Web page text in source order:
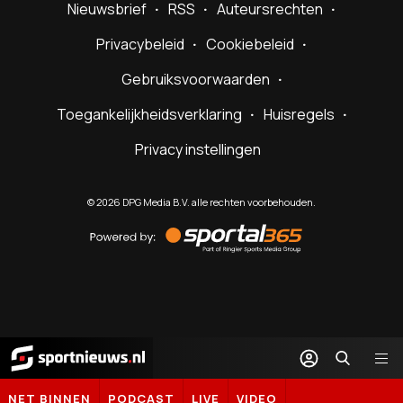
Nieuwsbrief RSS
Auteursrechten
Privacybeleid
Cookiebeleid
Gebruiksvoorwaarden
Toegankelijkheidsverklaring
Huisregels
Privacy instellingen
©2026 DPG Media B.V. alle rechten voorbehouden.
by
Sportal365
Sportnieuws.nl
NET BINNEN PODCAST LIVE VIDEO